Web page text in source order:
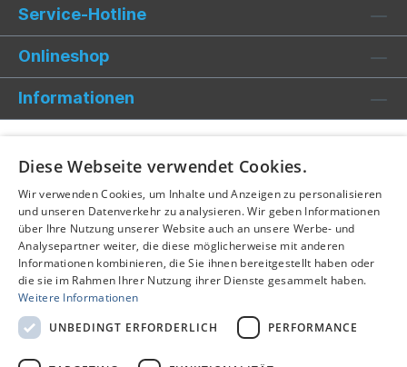
Service-Hotline
Onlineshop
Informationen
Diese Webseite verwendet Cookies.
Wir verwenden Cookies, um Inhalte und Anzeigen zu personalisieren
und unseren Datenverkehr zu analysieren. Wir geben Informationen
über Ihre Nutzung unserer Website auch an unsere Werbe- und
Analysepartner weiter, die diese möglicherweise mit anderen
Informationen kombinieren, die Sie ihnen bereitgestellt haben oder
die sie im Rahmen Ihrer Nutzung ihrer Dienste gesammelt haben.
Weitere Informationen
UNBEDINGT ERFORDERLICH
PERFORMANCE